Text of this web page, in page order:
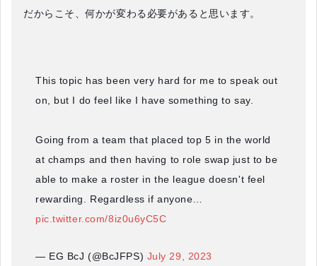
だからこそ、何かが変わる必要があると思います。
This topic has been very hard for me to speak out
on, but I do feel like I have something to say.
Going from a team that placed top 5 in the world
at champs and then having to role swap just to be
able to make a roster in the league doesn't feel
rewarding. Regardless if anyone…
pic.twitter.com/8iz0u6yC5C
— EG BcJ (@BcJFPS) July 29, 2023